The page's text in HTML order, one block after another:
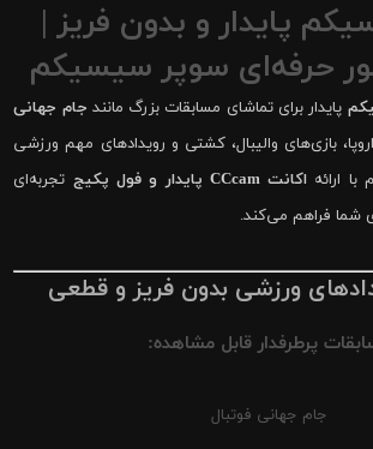
پایدار و بدون فریز |
حرفه‌ای سوپر سیسیکم
پایدار برای تماشای مسابقات بزرگ مانند جام جهانی
بازی‌های والیبال، کشتی و رویدادهای مهم ورزشی
ارائه اکانت CCcam پایدار و فول پکیج
تجربه‌ای
شما فراهم می‌کند.
ورزشی بدون فریز و قطعی
پرطرفدار قابل مشاهده:
جام جهانی فوتبال